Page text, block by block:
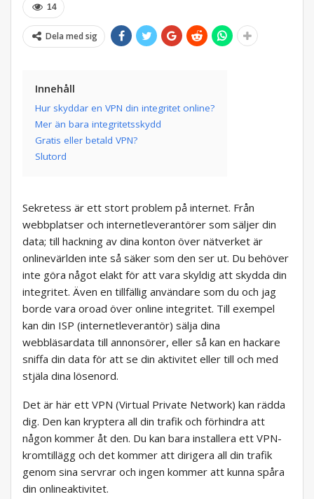
14
Dela med sig
Innehåll
Hur skyddar en VPN din integritet online?
Mer än bara integritetsskydd
Gratis eller betald VPN?
Slutord
Sekretess är ett stort problem på internet. Från
webbplatser och internetleverantörer som säljer din
data; till hackning av dina konton över nätverket är
onlinevärlden inte så säker som den ser ut. Du behöver
inte göra något elakt för att vara skyldig att skydda din
integritet. Även en tillfällig användare som du och jag
borde vara oroad över online integritet. Till exempel
kan din ISP (internetleverantör) sälja dina
webbläsardata till annonsörer, eller så kan en hackare
sniffa din data för att se din aktivitet eller till och med
stjäla dina lösenord.
Det är här ett VPN (Virtual Private Network) kan rädda
dig. Den kan kryptera all din trafik och förhindra att
någon kommer åt den. Du kan bara installera ett VPN-
kromtillägg och det kommer att dirigera all din trafik
genom sina servrar och ingen kommer att kunna spåra
din onlineaktivitet.